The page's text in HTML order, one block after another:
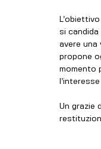
si
avere una
propone
momento
Un grazie